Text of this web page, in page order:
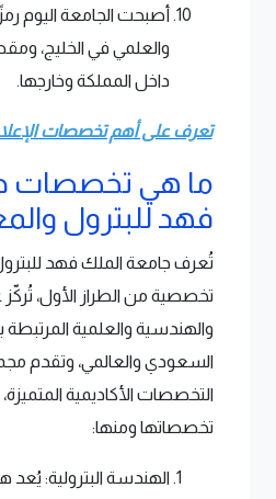
أصبحت الجامعة اليوم
والعلمي في الخليج،
داخل المملكة وخارجها.
تعرف على أهم تخصصات
ما هي تخصصات
فهد للبترول
تُعرف جامعة الملك فهد
تخصصية من الطراز الأول، تُركّز
والهندسية والعلمية
السعودي والعالمي، وتقدم
التخصصات الأكاديمية
تخصصاتها ومنها:
الهندسة البترولية: